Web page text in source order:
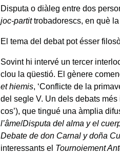
Disputa o diàleg entre dos
joc-partittrobadorescs, en què
El tema del debat pot ésser
Sovint hi intervé un tercer
clou la qüestió. El gènere
et hiemis, ‘Conflicte de la
del segle V. Un dels debats
cos’), que tingué una àmplia
l’âme/Disputa del alma y el
Debate de don Carnal y doña
interessants el Tournoiement